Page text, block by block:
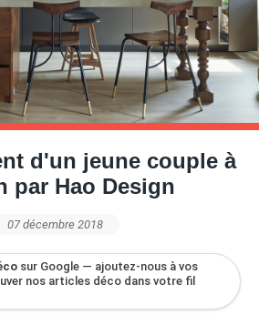
House
Maison D'hôtes
Vintage
On Décode La Déco
Question De Style
Renovation
Tiny House
d'un jeune couple à
par Hao Design
07 décembre 2018
sur Google — ajoutez-nous à vos
nos articles déco dans votre fil